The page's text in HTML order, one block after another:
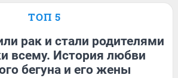
ТОП 5
рак и стали родителями
всему. История любви
бегуна и его жены